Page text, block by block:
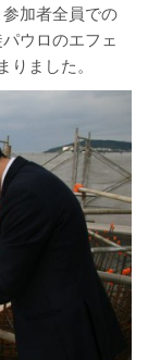
加者全員での
ウロのエフェ
ました。